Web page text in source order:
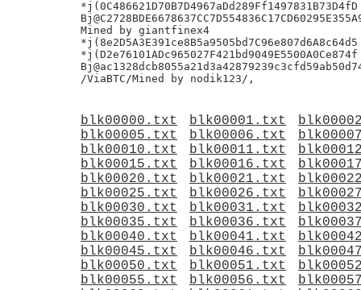
*j(0C486621D70B7D4967aDd289Ff1497831B73D4fD
Mined by giantfinex4
*j(8e2D5A3E391ce8B5a9505bd7C96e807d6A8c64d5
*j(D2e76101ADc965027F421bd9049E5500A0Ce874f
blk00000.txt blk00001.txt
blk00005.txt
blk00006.txt
blk00010.txt
blk00011.txt
blk00015.txt
blk00016.txt
blk00020.txt
blk00021.txt
blk00025.txt
blk00026.txt
blk00030.txt
blk00031.txt
blk00035.txt
blk00036.txt
blk00040.txt
blk00041.txt
blk00045.txt
blk00046.txt
blk00050.txt
blk00051.txt
blk00055.txt
blk00056.txt